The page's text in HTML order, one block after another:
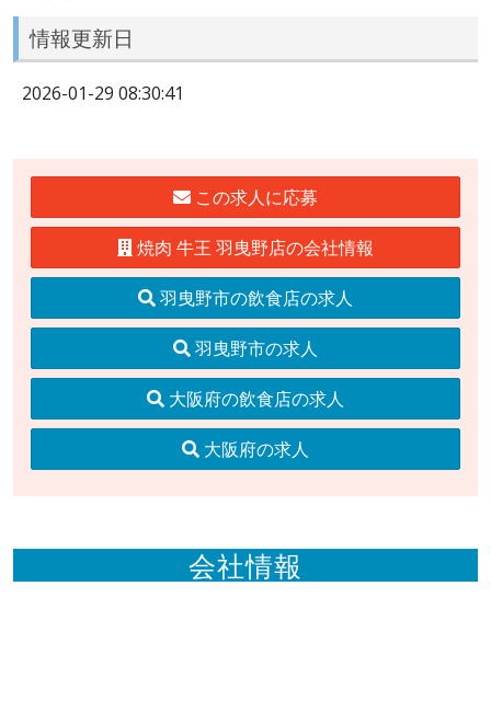
情報更新日
2026-01-29 08:30:41
この求人に応募
焼肉 牛王 羽曳野店の会社情報
羽曳野市の飲食店の求人
羽曳野市の求人
大阪府の飲食店の求人
大阪府の求人
会社情報